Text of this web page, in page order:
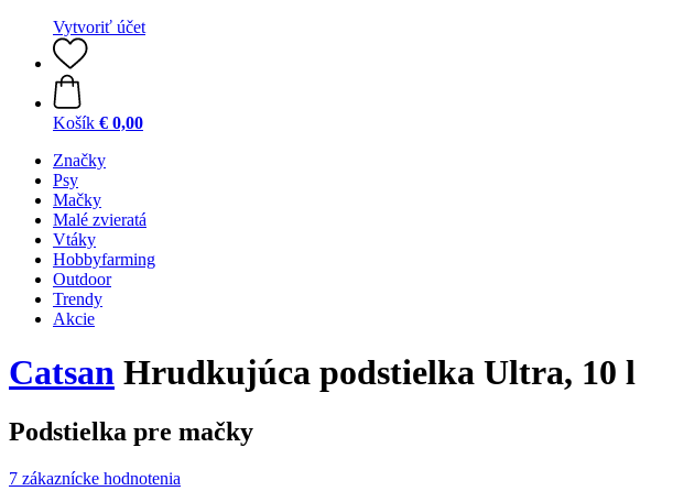
Vytvoriť účet
Košík € 0,00
Značky
Psy
Mačky
Malé zvieratá
Vtáky
Hobbyfarming
Outdoor
Trendy
Akcie
Catsan Hrudkujúca podstielka Ultra, 10 l
Podstielka pre mačky
7 zákaznícke hodnotenia